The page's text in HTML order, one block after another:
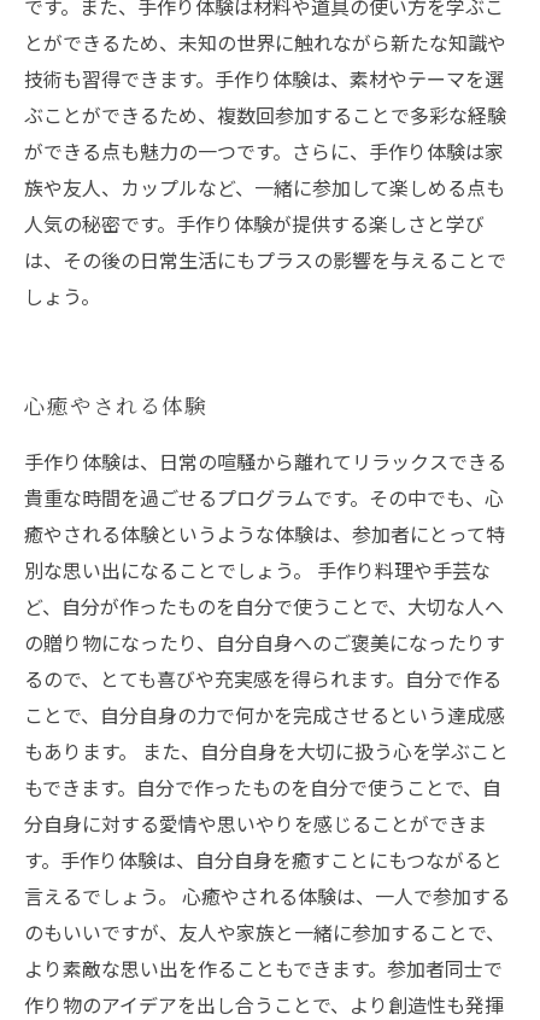
です。また、手作り体験は材料や道具の使い方を学ぶこ
とができるため、未知の世界に触れながら新たな知識や
技術も習得できます。手作り体験は、素材やテーマを選
ぶことができるため、複数回参加することで多彩な経験
ができる点も魅力の一つです。さらに、手作り体験は家
族や友人、カップルなど、一緒に参加して楽しめる点も
人気の秘密です。手作り体験が提供する楽しさと学び
は、その後の日常生活にもプラスの影響を与えることで
しょう。
心癒やされる体験
手作り体験は、日常の喧騒から離れてリラックスできる
貴重な時間を過ごせるプログラムです。その中でも、心
癒やされる体験というような体験は、参加者にとって特
別な思い出になることでしょう。 手作り料理や手芸な
ど、自分が作ったものを自分で使うことで、大切な人へ
の贈り物になったり、自分自身へのご褒美になったりす
るので、とても喜びや充実感を得られます。自分で作る
ことで、自分自身の力で何かを完成させるという達成感
もあります。 また、自分自身を大切に扱う心を学ぶこと
もできます。自分で作ったものを自分で使うことで、自
分自身に対する愛情や思いやりを感じることができま
す。手作り体験は、自分自身を癒すことにもつながると
言えるでしょう。 心癒やされる体験は、一人で参加する
のもいいですが、友人や家族と一緒に参加することで、
より素敵な思い出を作ることもできます。参加者同士で
作り物のアイデアを出し合うことで、より創造性も発揮